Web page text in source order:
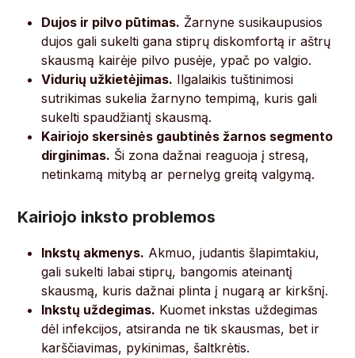
Dujos ir pilvo pūtimas. Žarnyne susikaupusios
dujos gali sukelti gana stiprų diskomfortą ir aštrų
skausmą kairėje pilvo pusėje, ypač po valgio.
Vidurių užkietėjimas. Ilgalaikis tuštinimosi
sutrikimas sukelia žarnyno tempimą, kuris gali
sukelti spaudžiantį skausmą.
Kairiojo skersinės gaubtinės žarnos segmento
dirginimas. Ši zona dažnai reaguoja į stresą,
netinkamą mitybą ar pernelyg greitą valgymą.
Kairiojo inksto problemos
Inkstų akmenys. Akmuo, judantis šlapimtakiu,
gali sukelti labai stiprų, bangomis ateinantį
skausmą, kuris dažnai plinta į nugarą ar kirkšnį.
Inkstų uždegimas. Kuomet inkstas uždegimas
dėl infekcijos, atsiranda ne tik skausmas, bet ir
karščiavimas, pykinimas, šaltkrėtis.